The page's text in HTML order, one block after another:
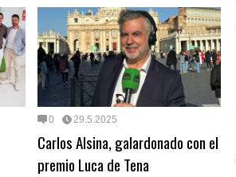
0 29.5.2025
Carlos Alsina, galardonado con el
premio Luca de Tena